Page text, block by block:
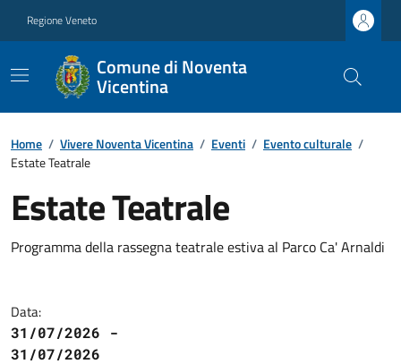
Regione Veneto
Comune di Noventa
Vicentina
Home / Vivere Noventa Vicentina / Eventi / Evento culturale /
Estate Teatrale
Estate Teatrale
Programma della rassegna teatrale estiva al Parco Ca' Arnaldi
Data:
31/07/2026 -
31/07/2026